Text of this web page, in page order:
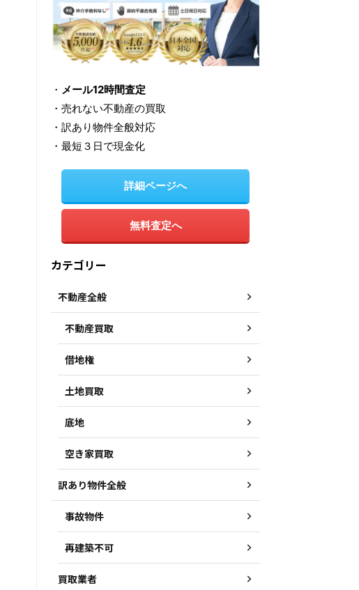
・ メール12時間査定
・売れない不動産の買取
・訳あり物件全般対応
・最短３日で現金化
詳細ページへ
無料査定へ
カテゴリー
不動産全般
不動産買取
借地権
土地買取
底地
空き家買取
訳あり物件全般
事故物件
再建築不可
買取業者